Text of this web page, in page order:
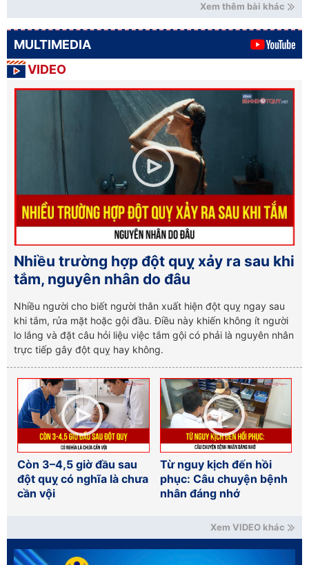
Xem thêm bài khác
MULTIMEDIA
VIDEO
Nhiều trường hợp đột quỵ xảy ra sau khi
tắm, nguyên nhân do đâu
Nhiều người cho biết người thân xuất hiện đột quỵ ngay sau
khi tắm, rửa mặt hoặc gội đầu. Điều này khiến không ít người
lo lắng và đặt câu hỏi liệu việc tắm gội có phải là nguyên nhân
trực tiếp gây đột quỵ hay không.
Còn 3–4,5 giờ đầu sau
đột quỵ có nghĩa là chưa
cần vội
Từ nguy kịch đến hồi
phục: Câu chuyện bệnh
nhân đáng nhớ
Xem VIDEO khác